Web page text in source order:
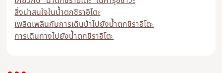
สิ่งน่าสนใจในน้ำตกชิราอิโตะ
เพลิดเพลินกับการเดินป่าไปยังน้ำตกชิราอิโตะ
การเดินทางไปยังน้ำตกชิราอิโตะ